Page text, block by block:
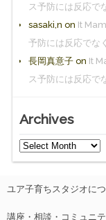
ス予防には反応で
sasaki,n on It
予防には反応でな
長岡真意子on It
ス予防には反応で
Archives
ユア子育ちスタジオに
講座・相談・コミュニ